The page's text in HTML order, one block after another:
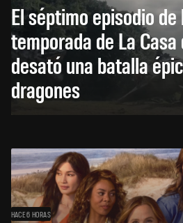
El séptimo episodio
temporada de La
desató una batalla
dragones
HACE 6 HORAS